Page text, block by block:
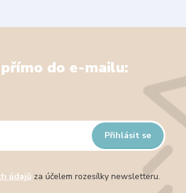
do e-mailu:
Přihlásit se
údajů za účelem rozesílky newsletteru.